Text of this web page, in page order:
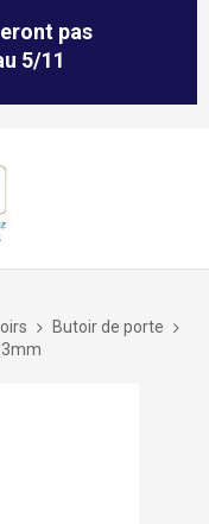
pas
5/11
Butoir de porte